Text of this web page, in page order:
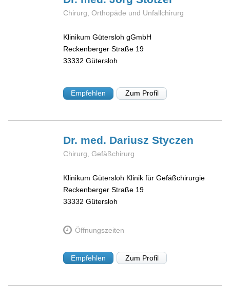
Chirurg, Orthopäde und Unfallchirurg
Klinikum Gütersloh gGmbH
Reckenberger Straße 19
33332 Gütersloh
Empfehlen Zum Profil
Dr. med. DariuszStyczen
Chirurg, Gefäßchirurg
Klinikum Gütersloh Klinik für Gefäßchirurgie
Reckenberger Straße 19
33332 Gütersloh
Öffnungszeiten
Empfehlen Zum Profil